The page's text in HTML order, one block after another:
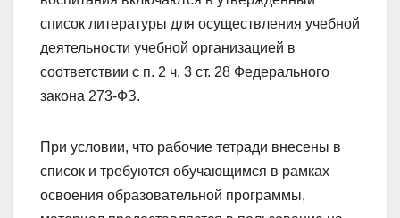
список литературы для осуществления учебной
деятельности учебной организацией в
соответствии с п. 2 ч. 3 ст. 28 Федерального
закона 273-ФЗ.
При условии, что рабочие тетради внесены в
список и требуются обучающимся в рамках
освоения образовательной программы,